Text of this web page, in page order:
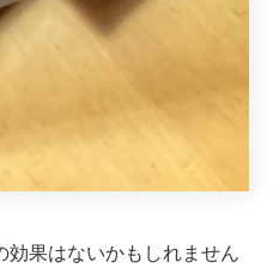
果はないかもしれません